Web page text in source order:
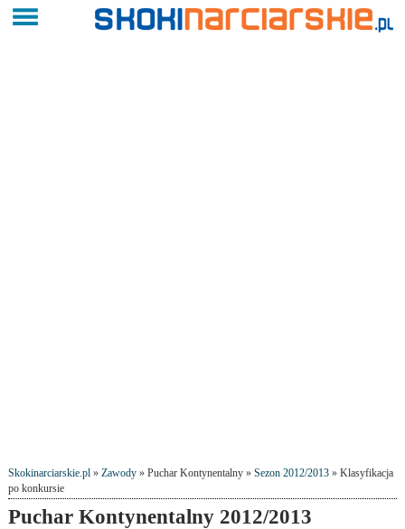
Skokinarciarskie.pl» Zawody» Puchar Kontynentalny » Sezon 2012/2013» Klasyfikacja
po konkursie
Puchar Kontynentalny 2012/2013